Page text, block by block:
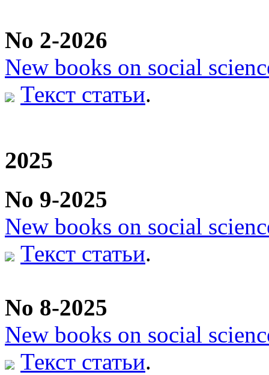
No 2-2026
New books on social
Текст статьи.
2025
No 9-2025
New books on social
Текст статьи.
No 8-2025
New books on social
Текст статьи.